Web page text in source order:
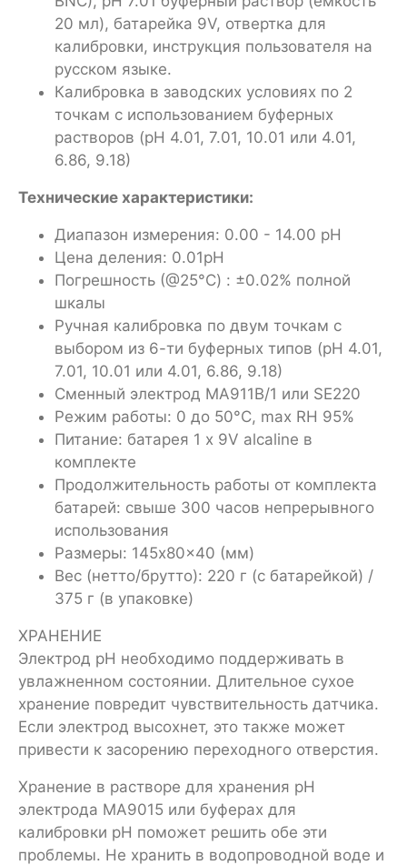
20 мл), батарейка 9V, отвертка для
калибровки, инструкция пользователя на
русском языке.
Калибровка в заводских условиях по 2
точкам с использованием буферных
растворов (pH 4.01, 7.01, 10.01 или 4.01,
6.86, 9.18)
Технические характеристики:
Диапазон измерения: 0.00 - 14.00 pH
Цена деления: 0.01pH
Погрешность (@25°C) : ±0.02% полной
шкалы
Ручная калибровка по двум точкам с
выбором из 6-ти буферных типов (pH 4.01,
7.01, 10.01 или 4.01, 6.86, 9.18)
Сменный электрод MA911B/1 или SE220
Режим работы: 0 до 50°C, max RH 95%
Питание: батарея 1 x 9V alcaline в
комплекте
Продолжительность работы от комплекта
батарей: свыше 300 часов непрерывного
использования
Размеры: 145x80x40 (мм)
Вес (нетто/брутто): 220 г (с батарейкой) /
375 г (в упаковке)
ХРАНЕНИЕ
Электрод pH необходимо поддерживать в
увлажненном состоянии. Длительное сухое
хранение повредит чувствительность датчика.
Если электрод высохнет, это также может
привести к засорению переходного отверстия.
Хранение в растворе для хранения pH
электрода MA9015 или буферах для
калибровки pH поможет решить обе эти
проблемы. Не хранить в водопроводной воде и